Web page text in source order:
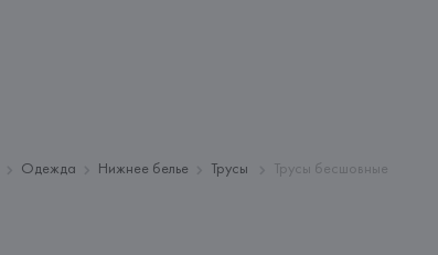
Одежда Нижнее белье Трусы Трусы бесшовные